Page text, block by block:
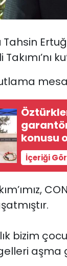
Tahsin
konusu
İçeriği
bizim
aşma